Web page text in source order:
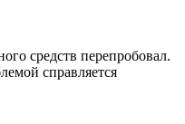
средств перепробовал.
справляется